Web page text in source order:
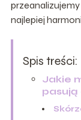
przeanalizujemy
najlepiej
Spis treści:
Jakie
pasują